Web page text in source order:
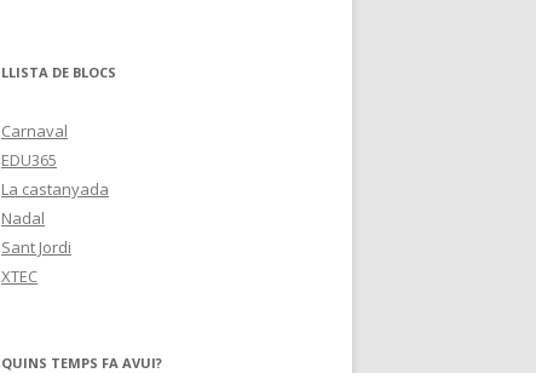
LLISTA DE BLOCS
Carnaval
EDU365
La castanyada
Nadal
Sant Jordi
XTEC
QUINS TEMPS FA AVUI?